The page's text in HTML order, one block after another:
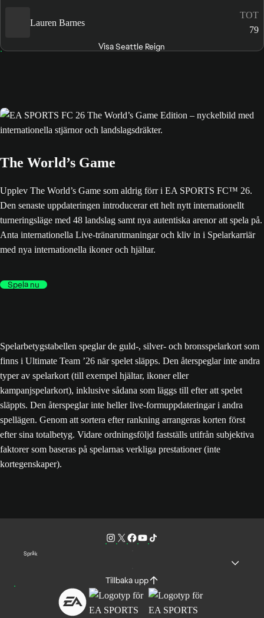
Lauren Barnes
TOT
79
Visa Seattle Reign
The World’s Game
Upplev The World’s Game som aldrig förr i EA SPORTS FC™ 26.
Den senaste uppdateringen introducerar ett helt nytt internationellt
turneringsläge med 48 landslag samt nya autentiska arenor att spela på.
Anta internationella Live-tränarutmaningar och kliv in i Spelarkarriär
med nya internationella ikoner och hjältar.
Spela nu
Spelarbetygstabellen speglar de guld-, silver- och bronsspelarkort som
finns i Ultimate Team ’26 när spelet släpps. Den återspeglar inte andra
typer av spelarkort (till exempel hjältar, ikoner eller
kampanjspelarkort), inklusive sådana som läggs till efter att spelet
släppts. Den återspeglar inte heller live-formuppdateringar i andra
spellägen. Genom att sortera efter rankning arrangeras korten först
efter sina totalbetyg. Vidare ordningsföljd fastställs utifrån subjektiva
faktorer som baseras på spelarnas verkliga prestationer (inte
kortegenskaper).
Språk
Tillbaka upp